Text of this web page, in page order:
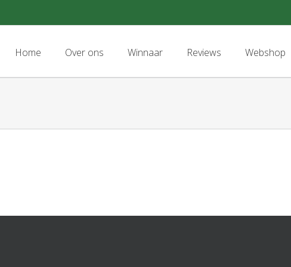
Search
Home Over ons Winnaar Reviews Webshop